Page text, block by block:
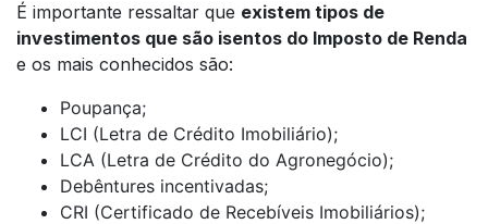
É importante ressaltar que existem tipos de
investimentos que são isentos do Imposto de Renda
e os mais conhecidos são:
Poupança;
LCI (Letra de Crédito Imobiliário);
LCA (Letra de Crédito do Agronegócio);
Debêntures incentivadas;
CRI (Certificado de Recebíveis Imobiliários);